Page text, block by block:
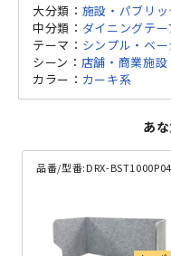
大分類： 施設・パブリ
中分類： ダイニングテー
テーマ： シンプル・ベー
シーン： 店舗・商業施設
カラー： カーキ系
あ
品番/型番:DRX-BST1000P04-GY